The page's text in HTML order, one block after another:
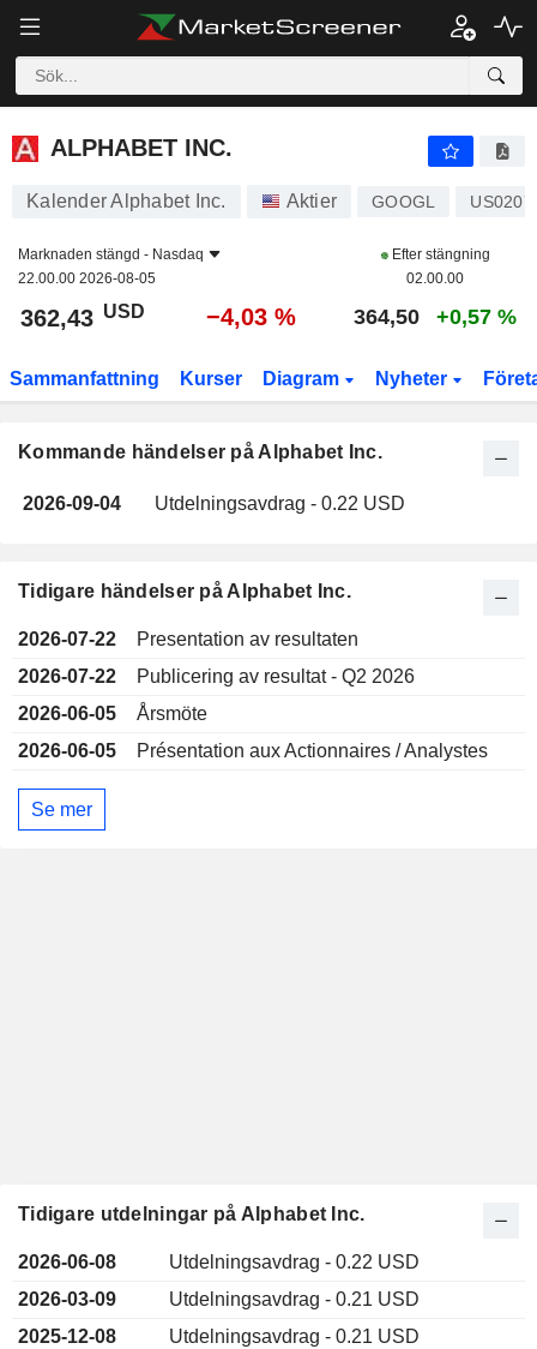
ALPHABET INC.
ALPHABET INC.
Kalender Alphabet Inc. Aktier GOOGL
Marknaden stängd - Nasdaq
22.00.00 2026-08-05
Efter stängning
02.00.00
362,43 USD −4,03 % 364,50 +0,57 %
Sammanfattning Kurser Diagram Nyheter
Kommande händelser på Alphabet Inc.
2026-09-04 Utdelningsavdrag - 0.22 USD
Tidigare händelser på Alphabet Inc.
2026-07-22
Presentation av resultaten
2026-07-22
Publicering av resultat - Q2 2026
2026-06-05
Årsmöte
2026-06-05
Présentation aux Actionnaires / Analystes
Se mer
Tidigare utdelningar på Alphabet Inc.
2026-06-08
Utdelningsavdrag - 0.22 USD
2026-03-09
Utdelningsavdrag - 0.21 USD
2025-12-08
Utdelningsavdrag - 0.21 USD